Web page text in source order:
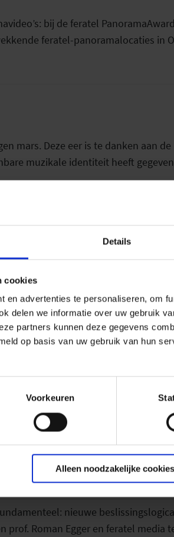
Details
cookies
en advertenties te personaliseren, om
delen we informatie over uw gebruik
partners kunnen deze gegevens
op basis van uw gebruik van hun
Voorkeuren
Alleen noodzakelijke cookies
bij de feratel
feratel-panoramalocaties in
mars. Deze eer is te danken aan
muzikale identiteit heeft
Guest Pass
European
combineert met
van gecureerde inhoud van de
nieuwe
Roman Egger en feratel media